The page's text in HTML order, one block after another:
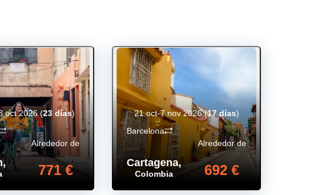
,
Alrededor de
771 €
oct 2026(23 días)
Cartagena,
Colombia
Alrededor de
692 €
Barcelona
21 oct-7 nov 2026(17 días)